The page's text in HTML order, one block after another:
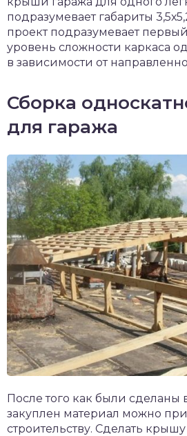
подразумевает габариты
проект подразумевает
уровень сложности каркаса
в зависимости от
Сборка
для гаража
После того как были сделаны
закуплен материал можно
строительству. Сделать